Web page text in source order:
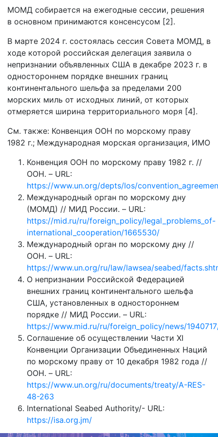
МОМД собирается на ежегодные сессии, решения
в основном принимаются консенсусом [2].
В марте 2024 г. состоялась сессия Совета МОМД, в
ходе которой российская делегация заявила о
непризнании объявленных США в декабре 2023 г. в
одностороннем порядке внешних границ
континентального шельфа за пределами 200
морских миль от исходных линий, от которых
отмеряется ширина территориального моря [4].
См. также: Конвенция ООН по морскому праву
1982 г.; Международная морская организация, ИМО
Конвенция ООН по морскому праву 1982 г. //
ООН. – URL:
https://www.un.org/depts/los/
Международный орган по морскому дну
(МОМД) // МИД России. – URL:
https://mid.ru/ru/foreign_policy/legal_problems_of-
international_cooperation/1665530/
Международный орган по морскому дну //
ООН. – URL:
https://www.un.org/ru/law/lawsea/seabed/
О непризнании Российской Федерацией
внешних границ континентального шельфа
США, установленных в одностороннем
порядке // МИД России. – URL:
https://www.mid.ru/ru/foreign_policy/news/
Соглашение об осуществлении Части XI
Конвенции Организации Объединенных Наций
по морскому праву от 10 декабря 1982 года //
ООН. – URL:
https://www.un.org/ru/documents/treaty/A-RES-
48-263
International Seabed Authority/- URL:
https://isa.org.jm/